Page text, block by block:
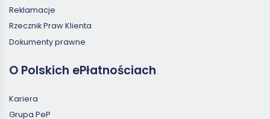
Reklamacje
Rzecznik Praw Klienta
Dokumenty prawne
O Polskich ePłatnościach
Kariera
Grupa PeP